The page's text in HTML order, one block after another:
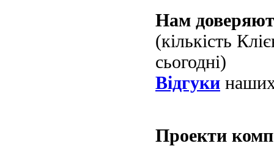
Нам
(кількість
сьогодні)
Відгуки наших
Проекти